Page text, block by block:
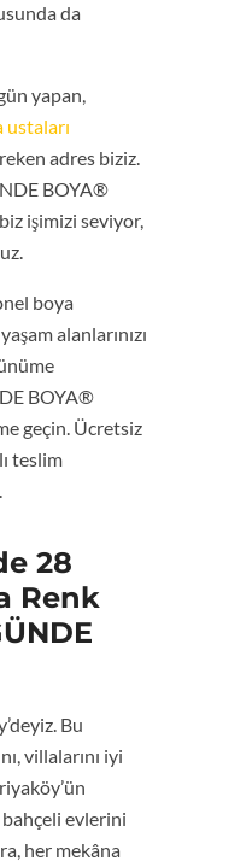
da
yapan,
ustaları
adres biziz.
BOYA®
işimizi seviyor,
boya
alanlarınızı
BOYA®
geçin. Ücretsiz
teslim
28
Renk
Bu
villalarını iyi
bahçeli evlerini
her mekâna